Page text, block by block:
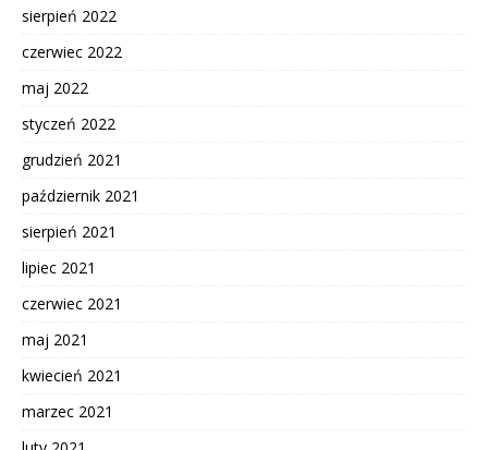
sierpień 2022
czerwiec 2022
maj 2022
styczeń 2022
grudzień 2021
październik 2021
sierpień 2021
lipiec 2021
czerwiec 2021
maj 2021
kwiecień 2021
marzec 2021